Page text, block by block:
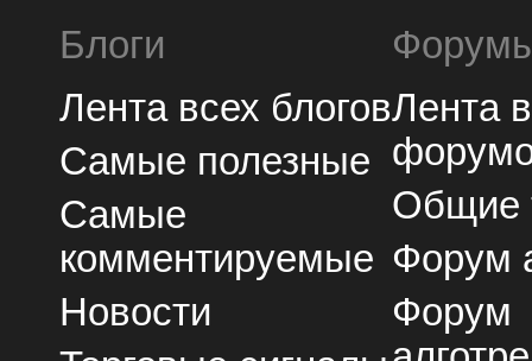
Блоги
Лента всех блогов
Самые полезные
Самые
комментируемые
Новости
Лента
Общие
Форум
Форум